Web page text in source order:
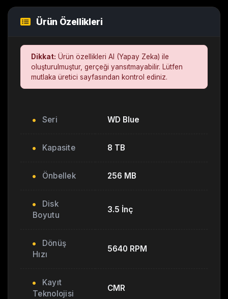
Ürün Özellikleri
Dikkat: Ürün özellikleri AI (Yapay Zeka) ile
oluşturulmuştur, gerçeği yansıtmayabilir. Lütfen
mutlaka üretici sayfasından kontrol ediniz.
Seri WD Blue
Kapasite 8 TB
Önbellek 256 MB
Disk
Boyutu
3.5 İnç
Dönüş
Hızı
5640 RPM
Kayıt
Teknolojisi
CMR